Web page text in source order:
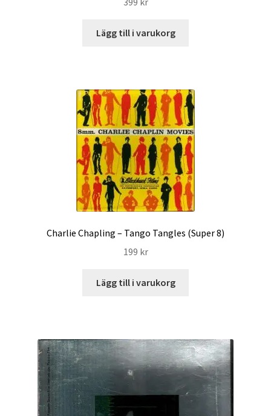
Lägg till i varukorg
Charlie Chapling – Tango Tangles (Super 8)
199 kr
Lägg till i varukorg